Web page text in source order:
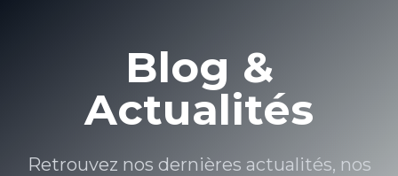
Blog &
Actualités
Retrouvez nos dernières actualités, nos